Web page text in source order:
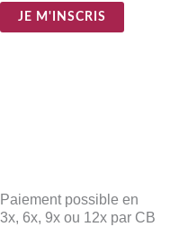
i
l
JE M'INSCRIS
Paiement possible en
3x, 6x, 9x ou 12x par CB